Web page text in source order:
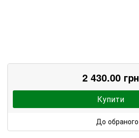
2 430.00 грн
Купити
До обраного